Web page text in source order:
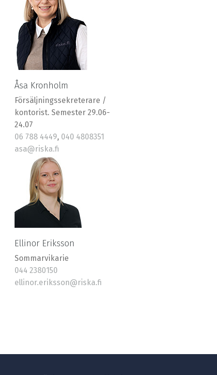
Åsa Kronholm
Försäljningssekreterare /
kontorist. Semester 29.06-
24.07
06 788 4449, 040 4808351
asa@riska.fi
Ellinor Eriksson
Sommarvikarie
044 2380150
ellinor.eriksson@riska.fi